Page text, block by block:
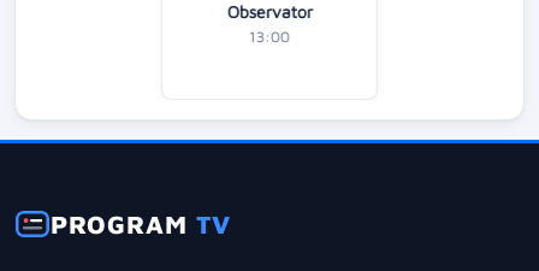
Observator
13:00
PROGRAMTV